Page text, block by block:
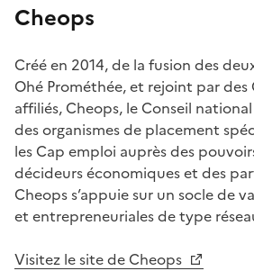
Cheops
Créé en 2014, de la fusion des
Ohé Prométhée, et rejoint par
affiliés, Cheops, le Conseil
des organismes de placement
les Cap emploi auprès des
décideurs économiques et des
Cheops s’appuie sur un socle de
et entrepreneuriales de type
Visitez le site de Cheops